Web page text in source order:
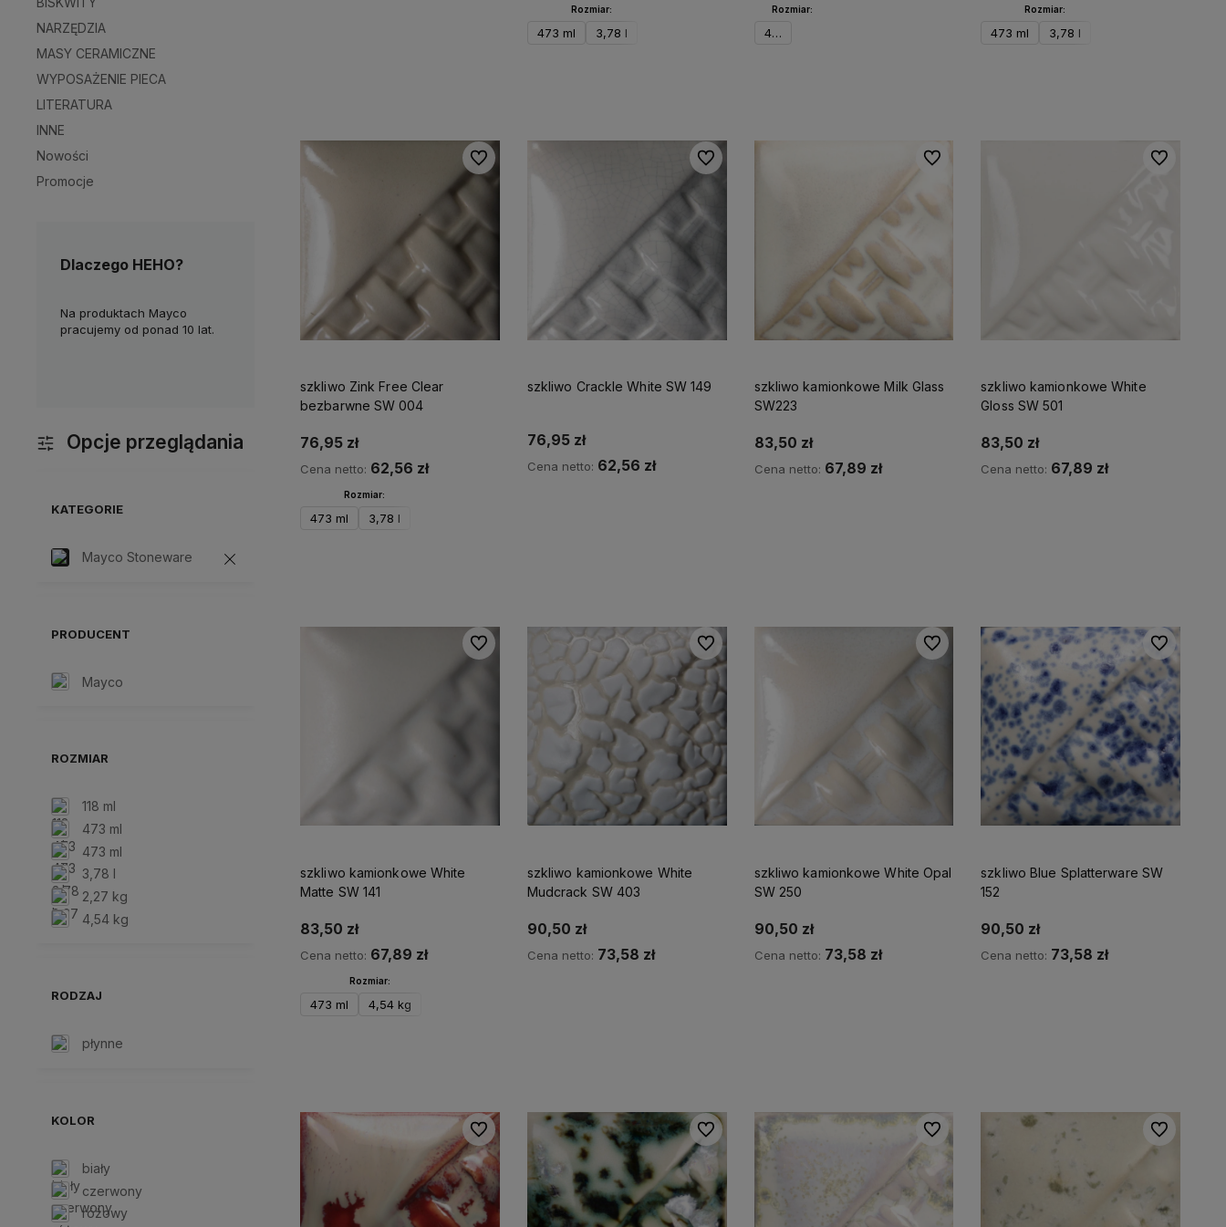
NARZĘDZIA
MASY CERAMICZNE
WYPOSAŻENIE PIECA
LITERATURA
INNE
Nowości
Promocje
Dlaczego HEHO?
Na produktach Mayco
pracujemy od ponad 10 lat.
Chętnie dzielimy się wiedzą i
doświadczeniem z naszymi
Mamy kilkunastoletnie
doświadczenie praktyczne w
Na produktach Mayco
pracujemy od ponad 10 lat.
Opcje przeglądania
KATEGORIE
Mayco Stoneware
PRODUCENT
Mayco
ROZMIAR
118 ml
473 ml
473 ml
3,78 l
2,27 kg
4,54 kg
RODZAJ
płynne
KOLOR
biały
czerwony
różowy
Rozmiar:
473 ml 3,78 l
Rozmiar:
473 ml
Rozmiar:
473 ml 3,78 l
szkliwo Zink Free Clear
bezbarwne SW 004
76,95 zł
Cena netto: 62,56 zł
Rozmiar:
473 ml 3,78 l
Do ulubionych
szkliwo Crackle White SW 149
76,95 zł
Cena netto: 62,56 zł
Do ulubionych
szkliwo kamionkowe Milk Glass
SW223
83,50 zł
Cena netto: 67,89 zł
Do ulubionych
szkliwo kamionkowe White
Gloss SW 501
83,50 zł
Cena netto: 67,89 zł
Do ulubionych
szkliwo kamionkowe White
Matte SW 141
83,50 zł
Cena netto: 67,89 zł
Rozmiar:
473 ml 4,54 kg
Do ulubionych
szkliwo kamionkowe White
Mudcrack SW 403
90,50 zł
Cena netto: 73,58 zł
Do ulubionych
szkliwo kamionkowe White Opal
SW 250
90,50 zł
Cena netto: 73,58 zł
Do ulubionych
szkliwo Blue Splatterware SW
152
90,50 zł
Cena netto: 73,58 zł
Do ulubionych
Do ulubionych Do ulubionych Do ulubionych Do ulubionych